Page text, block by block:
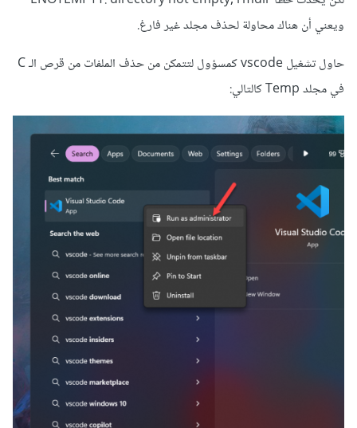
ويعني أن هناك محاولة لحذف مجلد غير فارغ.
حاول تشغيل vscode كمسؤول لتتمكن من حذف الملفات من قرص الـ C
في مجلد Temp كالتالي: